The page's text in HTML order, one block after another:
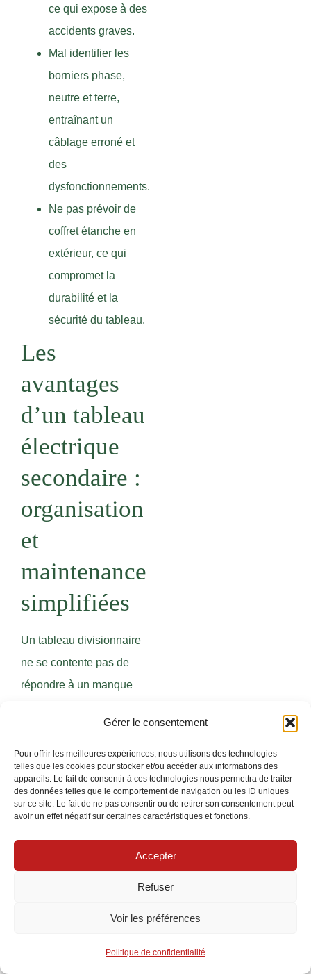
Gérer le consentement
Pour offrir les meilleures expériences, nous utilisons des technologies
telles que les cookies pour stocker et/ou accéder aux informations des
appareils. Le fait de consentir à ces technologies nous permettra de traiter
des données telles que le comportement de navigation ou les ID uniques
sur ce site. Le fait de ne pas consentir ou de retirer son consentement peut
avoir un effet négatif sur certaines caractéristiques et fonctions.
Accepter
Refuser
Voir les préférences
Politique de confidentialité
ce qui expose à des
accidents graves.
Mal identifier les
borniers phase,
neutre et terre,
entraînant un
câblage erroné et
des
dysfonctionnements.
Ne pas prévoir de
coffret étanche en
extérieur, ce qui
compromet la
durabilité et la
sécurité du tableau.
Les
avantages
d’un tableau
électrique
secondaire :
organisation
et
maintenance
simplifiées
Un tableau divisionnaire
ne se contente pas de
répondre à un manque
organisation de votre
installation électrique,
essentielle pour la
maintenance électrique à
long terme. En
entre le tableau principal
pour un diagnostic précis